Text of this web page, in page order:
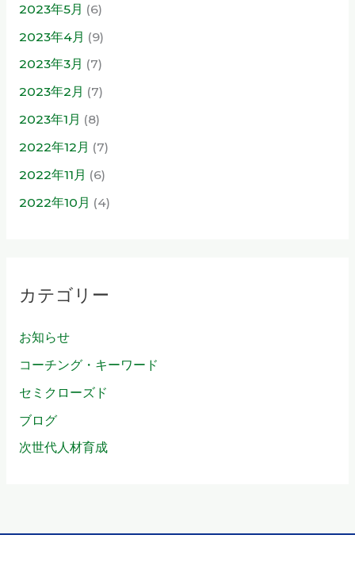
2023年5月 (6)
2023年4月 (9)
2023年3月 (7)
2023年2月 (7)
2023年1月 (8)
2022年12月 (7)
2022年11月 (6)
2022年10月 (4)
カテゴリー
お知らせ
コーチング・キーワード
セミクローズド
ブログ
次世代人材育成